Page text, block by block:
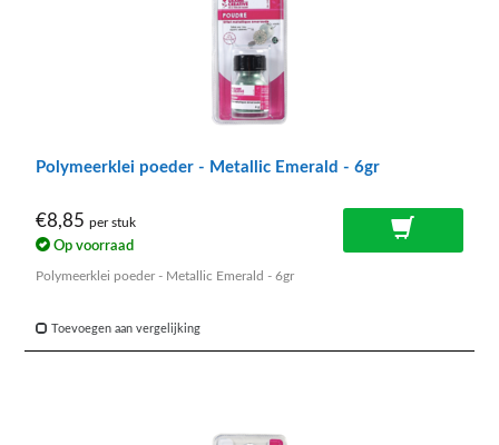
Polymeerklei poeder - Metallic Emerald - 6gr
€8,85 per stuk
Op voorraad
Polymeerklei poeder - Metallic Emerald - 6gr
Toevoegen aan vergelijking